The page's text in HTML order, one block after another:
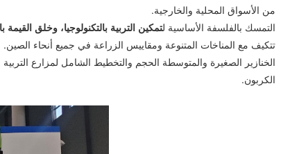
من الأسواق المحلية والخارجية.
التمسك بالفلسفة الأساسية لتمكين التربية بالتكنولوجيا، وخلق القيمة
الخنازير الصغيرة والمتوسطة الحجم والتخطيط الشامل لمزارع
الكربون.